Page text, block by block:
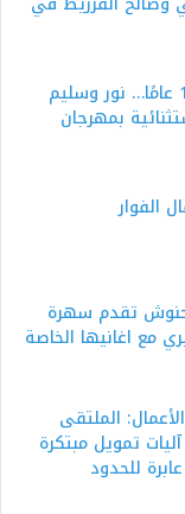
بعد غياب دام أكثر من 15 عامًا… نور وسليم
بمهرجان
الفوار
تقدم سهرة
مع اغانيها الخاصة
الملتقى
تمويل مبتكرة
للحدود